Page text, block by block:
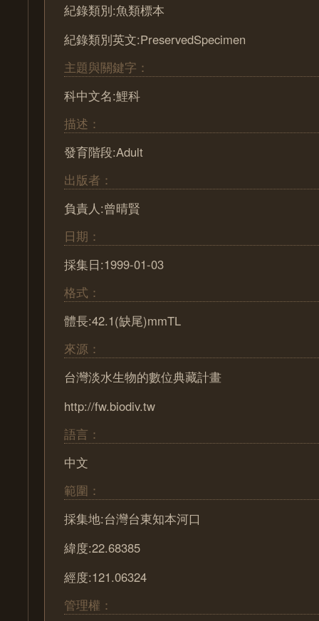
紀錄類別:魚類標本
紀錄類別英文:PreservedSpecimen
主題與關鍵字：
科中文名:鯉科
描述：
發育階段:Adult
出版者：
負責人:曾晴賢
日期：
採集日:1999-01-03
格式：
體長:42.1(缺尾)mmTL
來源：
台灣淡水生物的數位典藏計畫
http://fw.biodiv.tw
語言：
中文
範圍：
採集地:台灣台東知本河口
緯度:22.68385
經度:121.06324
管理權：